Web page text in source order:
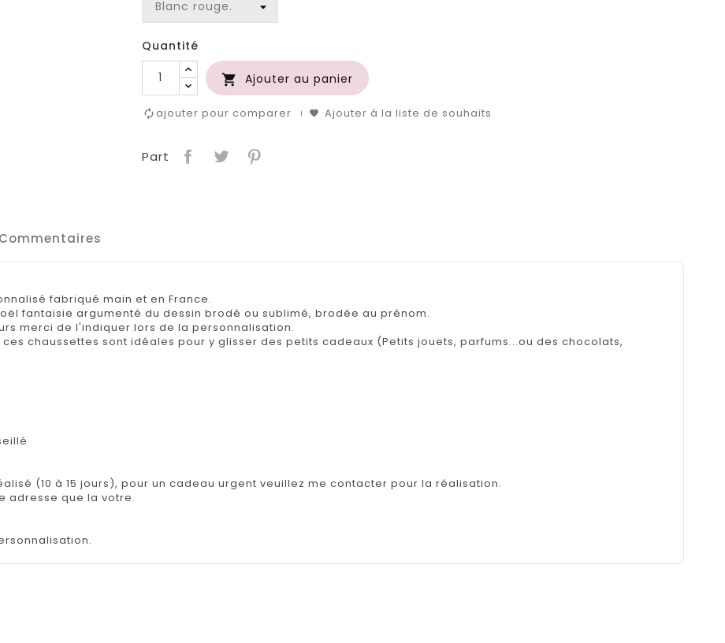
Quantité
 Ajouter au panier
ajouter pour comparer Ajouter à la liste de souhaits
Part
Commentaires
fabriqué main et en France.
fantaisie argumenté du dessin brodé ou sublimé, brodée au prénom.
merci de l'indiquer lors de la personnalisation.
chaussettes sont idéales pour y glisser des petits cadeaux (Petits jouets, parfums...ou des chocolats,
(10 à 15 jours), pour un cadeau urgent veuillez me contacter pour la réalisation.
adresse que la votre.